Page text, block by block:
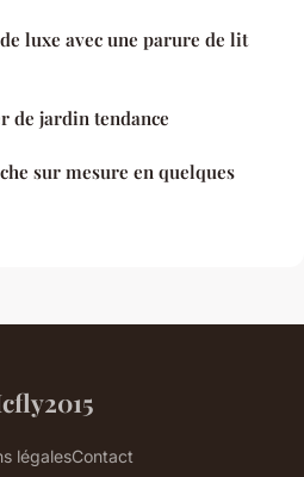
luxe avec une parure de lit
de jardin tendance
sur mesure en quelques
légalesContact